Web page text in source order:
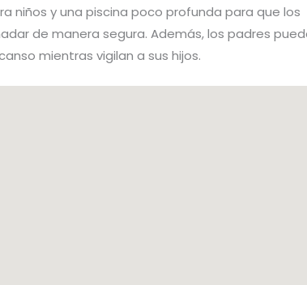
niños y una piscina poco profunda para que los
de manera segura. Además, los padres
mientras vigilan a sus hijos.